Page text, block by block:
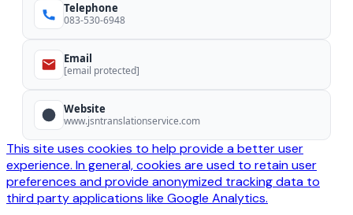
Telephone
083-530-6948
Email
[email protected]
Website
www.jsntranslationservice.com
This site uses cookies to help provide a better user
experience. In general, cookies are used to retain user
preferences and provide anonymized tracking data to
third party applications like Google Analytics.